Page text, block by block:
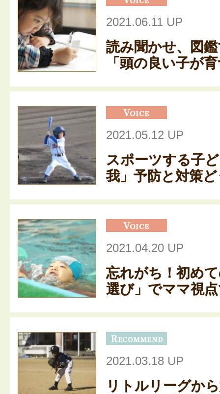
2021.06.11 UP
読み聞かせ、図
「頭の良い子が
2021.05.12 UP
スポーツする子
我」予防と対策
2021.04.20 UP
忘れがち！初め
選び」でママ視
2021.03.18 UP
リトルリーグか